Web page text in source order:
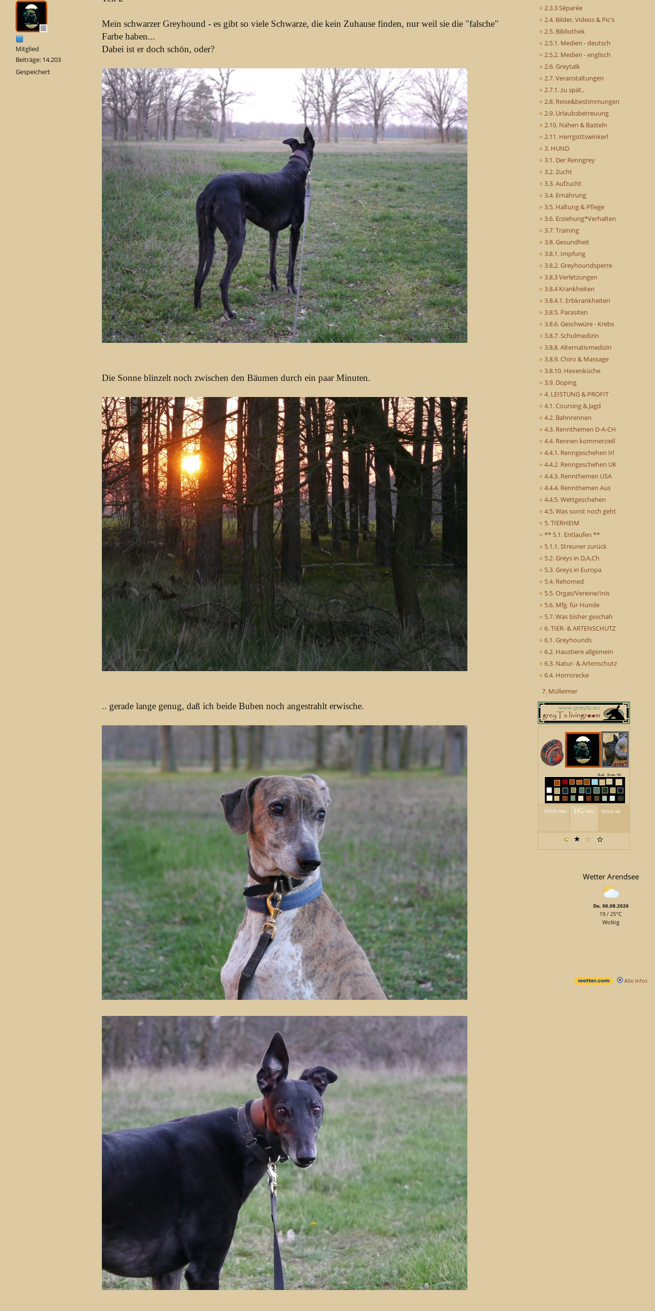
2.3.3 Séparée
2.4. Bilder, Videos & Pic's
2.5. Bibliothek
2.5.1. Medien - deutsch
2.5.2. Medien - englisch
2.6. Greytalk
2.7. Veranstaltungen
2.7.1. zu spät..
2.8. Reise&bestimmungen
2.9. Urlaubsbetreuung
2.10. Nähen & Basteln
2.11. Herrgottswinkerl
3. HUND
3.1. Der Renngrey
3.2. Zucht
3.3. Aufzucht
3.4. Ernährung
3.5. Haltung & Pflege
3.6. Erziehung*Verhalten
3.7. Training
3.8. Gesundheit
3.8.1. Impfung
3.8.2. Greyhoundsperre
3.8.3 Verletzungen
3.8.4 Krankheiten
3.8.4.1. Erbkrankheiten
3.8.5. Parasiten
3.8.6. Geschwüre - Krebs
3.8.7. Schulmedizin
3.8.8. Alternativmedizin
3.8.9. Chiro & Massage
3.8.10. Hexenküche
3.9. Doping
4. LEISTUNG & PROFIT
4.1. Coursing & Jagd
4.2. Bahnrennen
4.3. Rennthemen D-A-CH
4.4. Rennen kommerziell
4.4.1. Renngeschehen Irl
4.4.2. Renngeschehen UK
4.4.3. Rennthemen USA
4.4.4. Rennthemen Aus
4.4.5. Wettgeschehen
4.5. Was sonst noch geht
5. TIERHEIM
** 5.1. Entlaufen **
5.1.1. Streuner zurück
5.2. Greys in D,A,Ch
5.3. Greys in Europa
5.4. Rehomed
5.5. Orgas/Vereine/Inis
5.6. Mfg. für Hunde
5.7. Was bisher geschah
6. TIER- & ARTENSCHUTZ
6.1. Greyhounds
6.2. Haustiere allgemein
6.3. Natur- & Artenschutz
6.4. Horrorecke
7. Mülleimer
Wetter Arendsee
Do, 06.08.2026
19 / 25°C
Wolkig
Alle Infos
Mitglied
Beiträge: 14.203
Gespeichert
Mein schwarzer Greyhound - es gibt so viele Schwarze, die kein Zuhause finden, nur weil sie die "falsche"
Farbe haben...
Dabei ist er doch schön, oder?
Die Sonne blinzelt noch zwischen den Bäumen durch ein paar Minuten.
.. gerade lange genug, daß ich beide Buben noch angestrahlt erwische.